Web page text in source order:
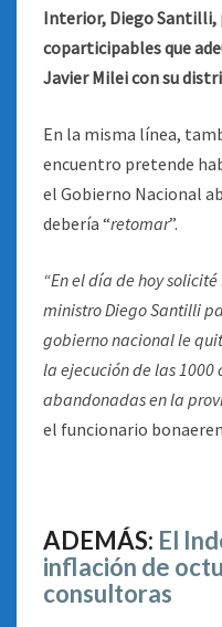
Interior, Diego Santilli,
coparticipables que
Javier Milei con su
En la misma línea,
encuentro pretende
el Gobierno Nacional
debería “retomar”.
“En el día de hoy
ministro Diego Santilli
gobierno nacional le
la ejecución de las 1000
abandonadas en la
el funcionario
ADEMÁS: El
inflación de
consultoras